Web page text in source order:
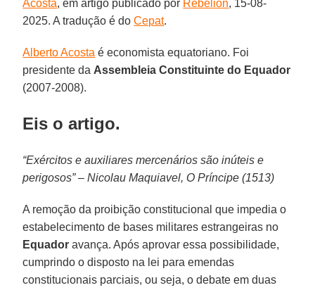
Acosta, em artigo publicado por Rebelión, 15-08-
2025. A tradução é doCepat.
Alberto Acosta é economista equatoriano. Foi
presidente da Assembleia Constituinte do Equador
(2007-2008).
Eis o artigo.
“Exércitos e auxiliares mercenários são inúteis e
perigosos” – Nicolau Maquiavel, O Príncipe (1513)
A remoção da proibição constitucional que impedia o
estabelecimento de bases militares estrangeiras no
Equador avança. Após aprovar essa possibilidade,
cumprindo o disposto na lei para emendas
constitucionais parciais, ou seja, o debate em duas